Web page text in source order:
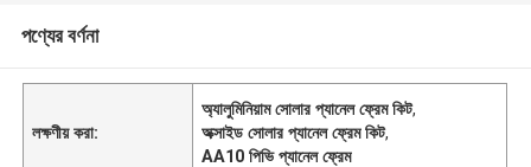
পণ্যের বর্ণনা
লক্ষণীয় করা:
অ্যালুমিনিয়াম সোলার প্যানেল ফ্রেম কিট,
অক্সাইড সোলার প্যানেল ফ্রেম কিট,
AA10 পিভি প্যানেল ফ্রেম